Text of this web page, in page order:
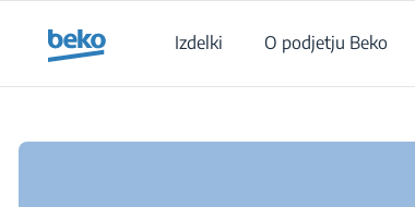
Izdelki
O podjetju Beko